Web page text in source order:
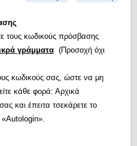
τους κωδικούς πρόσβασης
γράμματα(Προσοχή όχι
κωδικούς σας, ώστε να μη
κάθε φορά: Αρχικά
και έπειτα τσεκάρετε το